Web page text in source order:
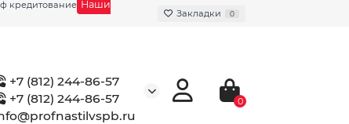
кредитование Наши
Закладки 0
+7 (812) 244-86-57
+7 (812) 244-86-57
0